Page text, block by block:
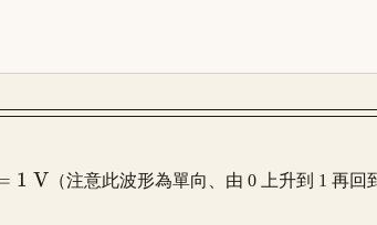
1 V （注意此波形為單向、由 0 上升到 1 再回